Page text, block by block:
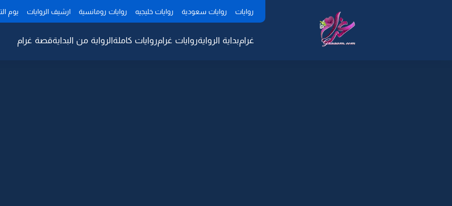
روايات روايات سعودية روايات خليجيه روايات رومانسية ارشيف الروايات يوم
غرامبداية الروايةروايات غرامروايات كاملةالرواية من البدايةقصة غرام